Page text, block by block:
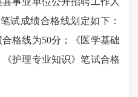
试成绩合格线划定如下：
格线为50分；《医学基础
护理专业知识》笔试合格